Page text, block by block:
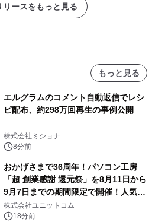
リースをもっと見る
もっと見る
エルグラムのコメント自動返信でレシ
ピ配布、約298万回再生の事例公開
株式会社ミショナ
8分前
おかげさまで36周年！パソコン工房
「超 創業感謝 還元祭」を8月11日から
9月7日までの期間限定で開催！人気の
ゲーミングPCや高性能ノートPCなど
対象iiyama PCのご購入で最大3万円分
株式会社ユニットコム
18分前